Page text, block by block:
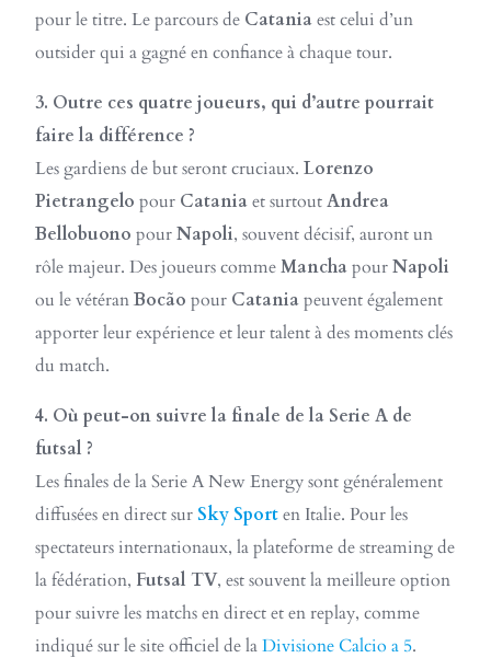
pour le titre. Le parcours de Cataniaest celui d’un
outsider qui a gagné en confiance à chaque tour.
3. Outre ces quatre joueurs, qui d’autre pourrait
faire la différence ?
Les gardiens de but seront cruciaux. Lorenzo
Pietrangelo pour Cataniaet surtoutAndrea
Bellobuono pourNapoli, souvent décisif, auront un
rôle majeur. Des joueurs commeManchapourNapoli
ou le vétéranBocão pour Cataniapeuvent également
apporter leur expérience et leur talent à des moments clés
du match.
4. Où peut-on suivre la finale de la Serie A de
futsal ?
Les finales de la Serie A New Energy sont généralement
diffusées en direct surSky Sporten Italie. Pour les
spectateurs internationaux, la plateforme de streaming de
la fédération, Futsal TV, est souvent la meilleure option
pour suivre les matchs en direct et en replay, comme
indiqué sur le site officiel de laDivisione Calcio a 5.